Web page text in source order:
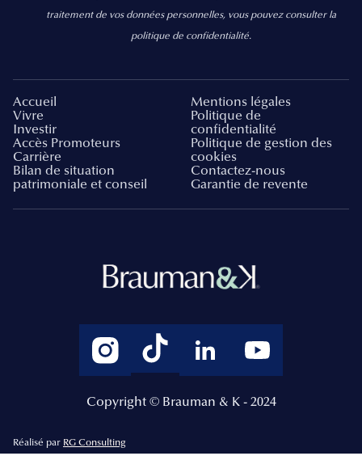
traitement de vos données personnelles, vous pouvez consulter la
politique de confidentialité.
Accueil
Vivre
Investir
Accès Promoteurs
Carrière
Bilan de situation
patrimoniale et conseil
Mentions légales
Politique de
confidentialité
Politique de gestion des
cookies
Contactez-nous
Garantie de revente
Copyright © Brauman & K - 2024
Réalisé par RG Consulting